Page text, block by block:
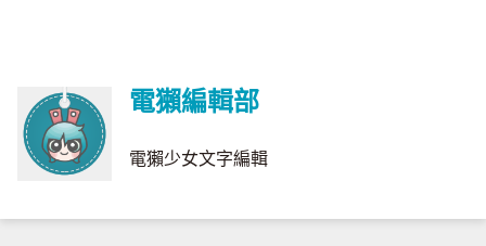
電獺編輯部
電獺少女文字編輯